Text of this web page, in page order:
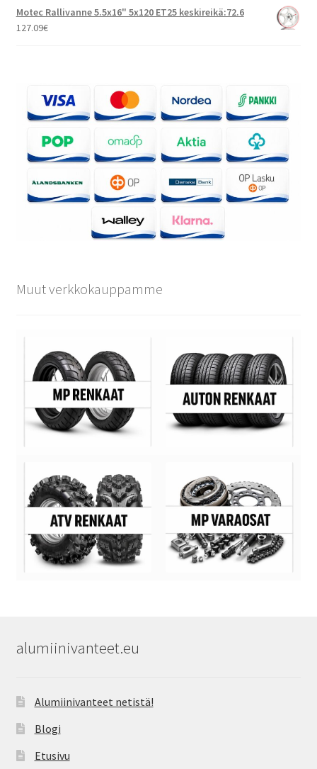
Motec Rallivanne 5.5x16" 5x120 ET25 keskireikä:72.6
127.09€
Muut verkkokauppamme
alumiinivanteet.eu
Alumiinivanteet netistä!
Blogi
Etusivu